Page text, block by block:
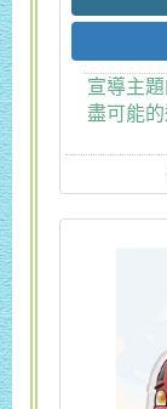
宣導主
盡可能